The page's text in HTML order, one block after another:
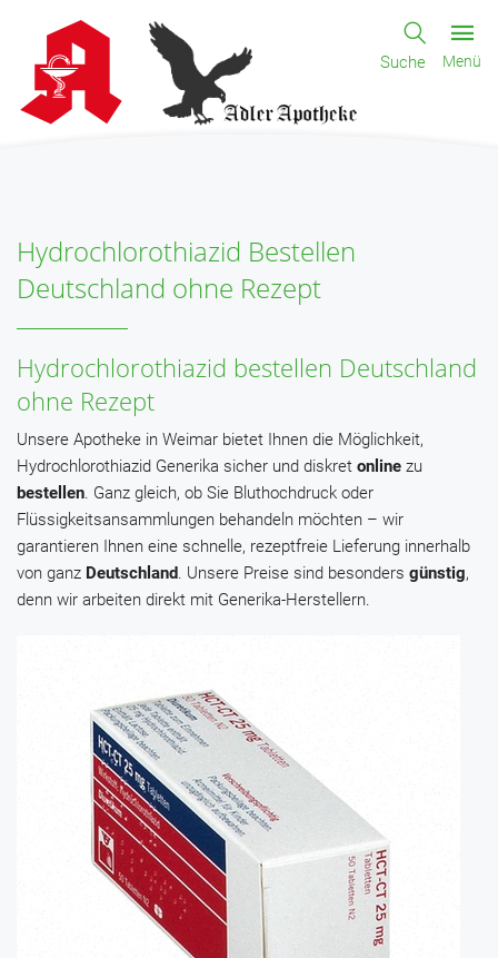
Suche Menü
Hydrochlorothiazid Bestellen
Deutschland ohne Rezept
Hydrochlorothiazid bestellen Deutschland
ohne Rezept
Unsere Apotheke in Weimar bietet Ihnen die Möglichkeit,
Hydrochlorothiazid Generika sicher und diskret online zu
bestellen. Ganz gleich, ob Sie Bluthochdruck oder
Flüssigkeitsansammlungen behandeln möchten – wir
garantieren Ihnen eine schnelle, rezeptfreie Lieferung innerhalb
von ganz Deutschland. Unsere Preise sind besonders günstig,
denn wir arbeiten direkt mit Generika-Herstellern.